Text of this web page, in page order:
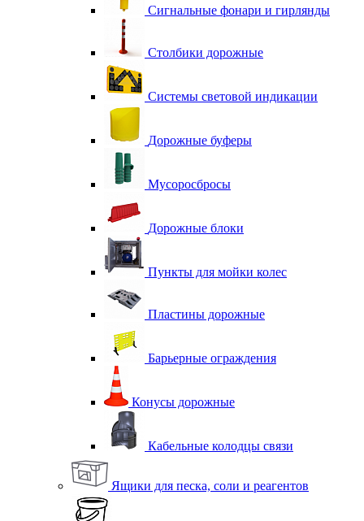
Сигнальные фонари и гирлянды
Столбики дорожные
Системы световой индикации
Дорожные буферы
Мусоросбросы
Дорожные блоки
Пункты для мойки колес
Пластины дорожные
Барьерные ограждения
Конусы дорожные
Кабельные колодцы связи
Ящики для песка, соли и реагентов